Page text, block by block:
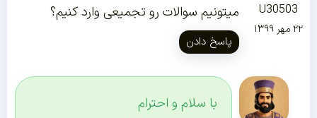
U30503
۲۲ مهر ۱۳۹۹
میتونیم سوالات رو تجمیعی وارد کنیم؟
پاسخ دادن
با سلام و احترام